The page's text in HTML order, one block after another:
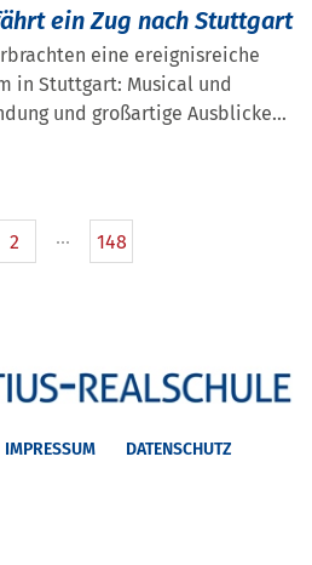
ein Zug nach Stuttgart
eine ereignisreiche
in Stuttgart: Musical und
und großartige Ausblicke...
2 148
IMPRESSUM DATENSCHUTZ